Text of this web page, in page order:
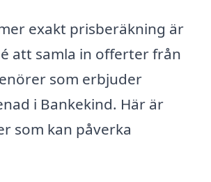
exakt prisberäkning är
att samla in offerter från
som erbjuder
i Bankekind. Här är
som kan påverka